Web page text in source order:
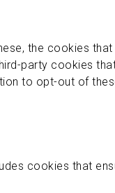
the cookies
party cookies
to opt-out of
cookies that